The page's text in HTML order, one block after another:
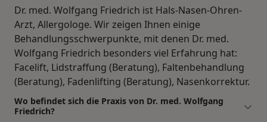
Dr. med. Wolfgang Friedrich ist Hals-Nasen-Ohren-
Arzt, Allergologe. Wir zeigen Ihnen einige
Behandlungsschwerpunkte, mit denen Dr. med.
Wolfgang Friedrich besonders viel Erfahrung hat:
Facelift, Lidstraffung (Beratung), Faltenbehandlung
(Beratung), Fadenlifting (Beratung), Nasenkorrektur.
Wo befindet sich die Praxis von Dr. med. Wolfgang
Friedrich?